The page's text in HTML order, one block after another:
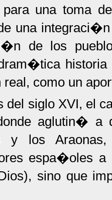
una toma
una
de los
historia
como un
del siglo XVI, el
aglutin� a
y los
espa�oles
sino que